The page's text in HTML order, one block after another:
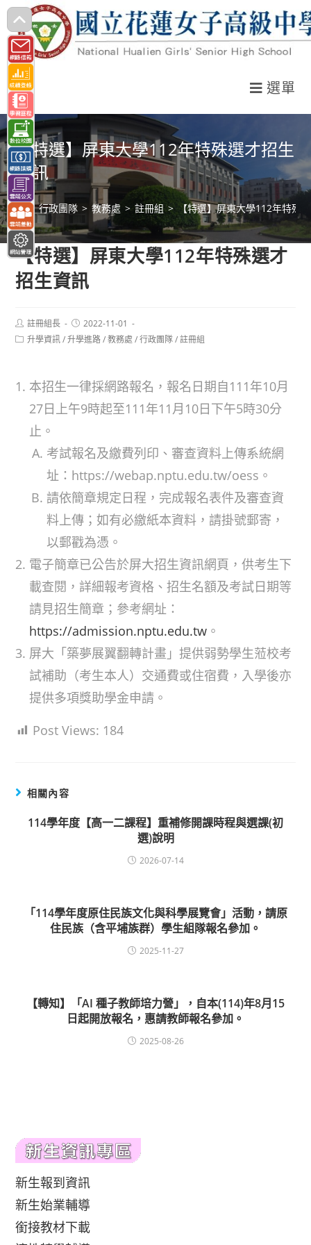
跳
轉
至
主
要
內
容
選單
【特選】屏東大學112年特殊選才招生
資訊
> 行政團隊 > 教務處 > 註冊組 > 【特選】屏東大學112年特殊
【特選】屏東大學112年特殊選才
招生資訊
Post
author:
註冊組長
Post
published:
2022-11-01
Post升學資訊 / 升學進路 / 教務處 / 行政團隊 / 註冊組
本招生一律採網路報名，報名日期自111年10月
27日上午9時起至111年11月10日下午5時30分
止。
考試報名及繳費列印、審查資料上傳系統網
址：https://webap.nptu.edu.tw/oess。
請依簡章規定日程，完成報名表件及審查資
料上傳；如有必繳紙本資料，請掛號郵寄，
以郵戳為憑。
電子簡章已公告於屏大招生資訊網頁，供考生下
載查閱，詳細報考資格、招生名額及考試日期等
請見招生簡章；參考網址：
https://admission.nptu.edu.tw 。
屏大「築夢展翼翻轉計畫」提供弱勢學生蒞校考
試補助（考生本人）交通費或住宿費，入學後亦
提供多項獎助學金申請。
Post Views: 184
相關內容
114學年度【高一二課程】重補修開課時程與選課(初
選)說明
2026-07-14
「114學年度原住民族文化與科學展覽會」活動，請原
住民族（含平埔族群）學生組隊報名參加。
2025-11-27
【轉知】「AI 種子教師培力營」，自本(114)年8月15
日起開放報名，惠請教師報名參加。
2025-08-26
新生報到資訊
新生始業輔導
銜接教材下載